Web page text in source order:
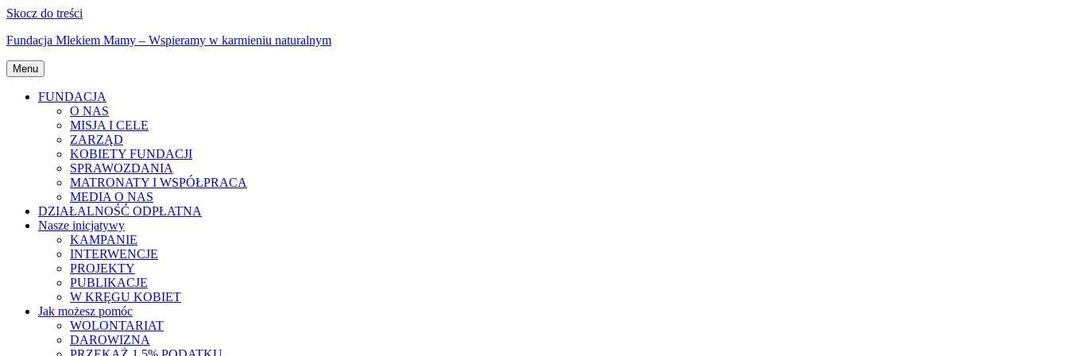
Skocz do treści
Fundacja Mlekiem Mamy – Wspieramy w karmieniu naturalnym
Menu
FUNDACJA
O NAS
MISJA I CELE
ZARZĄD
KOBIETY FUNDACJI
SPRAWOZDANIA
MATRONATY I WSPÓŁPRACA
MEDIA O NAS
DZIAŁALNOŚĆ ODPŁATNA
Nasze inicjatywy
KAMPANIE
INTERWENCJE
PROJEKTY
PUBLIKACJE
W KRĘGU KOBIET
Jak możesz pomóc
WOLONTARIAT
DAROWIZNA